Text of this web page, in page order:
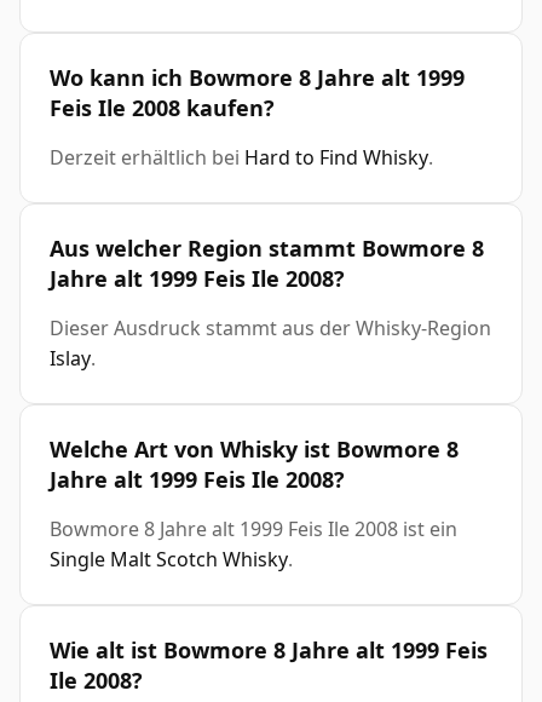
Wo kann ich Bowmore 8 Jahre alt 1999
Feis Ile 2008 kaufen?
Derzeit erhältlich bei Hard to Find Whisky.
Aus welcher Region stammt Bowmore 8
Jahre alt 1999 Feis Ile 2008?
Dieser Ausdruck stammt aus der Whisky-Region
Islay.
Welche Art von Whisky ist Bowmore 8
Jahre alt 1999 Feis Ile 2008?
Bowmore 8 Jahre alt 1999 Feis Ile 2008 ist ein
Single Malt Scotch Whisky.
Wie alt ist Bowmore 8 Jahre alt 1999 Feis
Ile 2008?